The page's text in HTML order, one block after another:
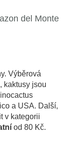
del Monte
Výběrová
kaktusy jsou
a USA. Další,
v kategorii
od 80 Kč.